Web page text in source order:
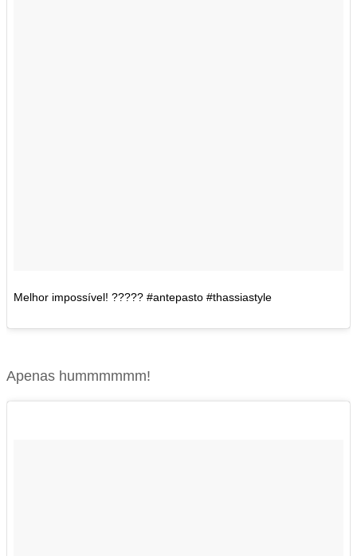
Melhor impossível! ????? #antepasto #thassiastyle
Apenas hummmmmm!